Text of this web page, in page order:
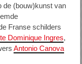
de (bouw)kunst van
Franse schilders
Dominique Ingres,
Antonio Canova